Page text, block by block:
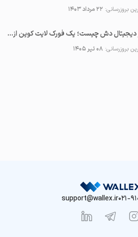
بروزرسانی: ۲۲ مرداد ۱۴۰۳
ارز دیجیتال دش چیست؛ یک فورک لایت کوین از ونزوئلا
بروزرسانی:۰۸ تیر ۱۴۰۵
021-
support@wallex.ir